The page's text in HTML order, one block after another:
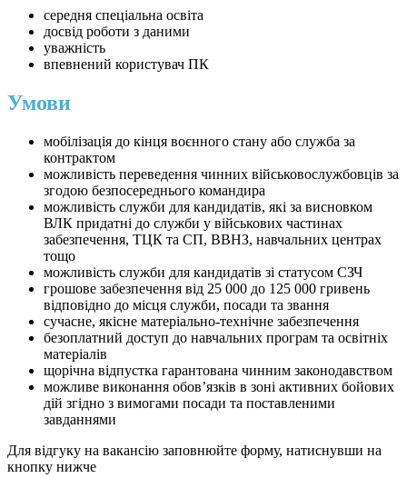
середня спеціальна освіта
досвід роботи з даними
уважність
впевнений користувач ПК
Умови
мобілізація до кінця воєнного стану або служба за
контрактом
можливість переведення чинних військовослужбовців за
згодою безпосереднього командира
можливість служби для кандидатів, які за висновком
ВЛК придатні до служби у військових частинах
забезпечення, ТЦК та СП, ВВНЗ, навчальних центрах
тощо
можливість служби для кандидатів зі статусом СЗЧ
грошове забезпечення від 25 000 до 125 000 гривень
відповідно до місця служби, посади та звання
сучасне, якісне матеріально-технічне забезпечення
безоплатний доступ до навчальних програм та освітніх
матеріалів
щорічна відпустка гарантована чинним законодавством
можливе виконання обовʼязків в зоні активних бойових
дій згідно з вимогами посади та поставленими
завданнями
Для відгуку на вакансію заповнюйте форму, натиснувши на
кнопку нижче